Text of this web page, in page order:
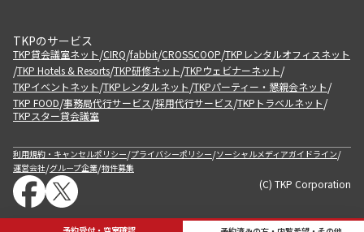
予約受付・空室確認
TKPのサービス
TKP貸会議室ネット/CIRQ/fabbit/CROSSCOOP/TKPレンタルオフィスネット
/TKP Hotels & Resorts/TKP研修ネット/TKPウェビナーネット/
TKPイベントネット/TKPレンタルネット/TKPパーティー・懇親会ネット/
TKP FOOD/事務局代行サービス/採用代行サービス/TKPトラベルネット/
TKPスター貸会議室
利用規約・キャンセルポリシー/プライバシーポリシー/ソーシャルメディアガイドライン/
運営会社/グループ企業/物件募集
(C) TKP Corporation